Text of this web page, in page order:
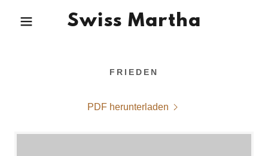
Swiss Martha
FRIEDEN
PDF herunterladen